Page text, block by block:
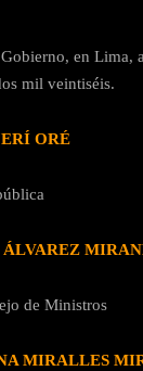
en Lima,
mil veintiséis.
ORÉ
de Ministros
MIRALLES